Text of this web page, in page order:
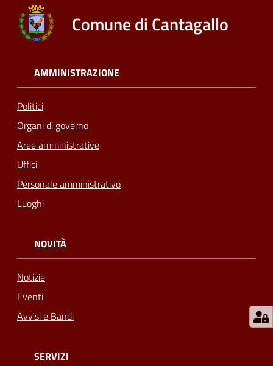
Comune di Cantagallo
AMMINISTRAZIONE
Politici
Organi di governo
Aree amministrative
Uffici
Personale amministrativo
Luoghi
NOVITÀ
Notizie
Eventi
Avvisi e Bandi
SERVIZI